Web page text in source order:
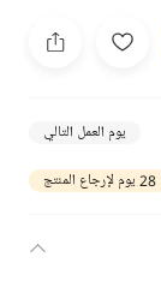
يوم العمل التالي
28 يوم لإرجاع المنتج